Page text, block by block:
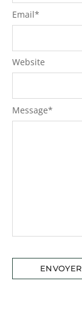
Message*
Email*
Website